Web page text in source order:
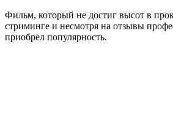
Фильм, который не достиг высот в
стриминге и несмотря на отзывы
приобрел популярность.